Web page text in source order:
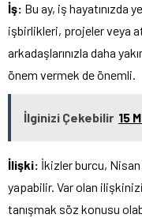
İş: Bu ay, iş hayatınızda
işbirlikleri, projeler veya
arkadaşlarınızla daha
önem vermek de önemli.
İlginizi Çekebilir 15
İlişki: İkizler burcu, Nisan
yapabilir. Var olan
tanışmak söz konusu